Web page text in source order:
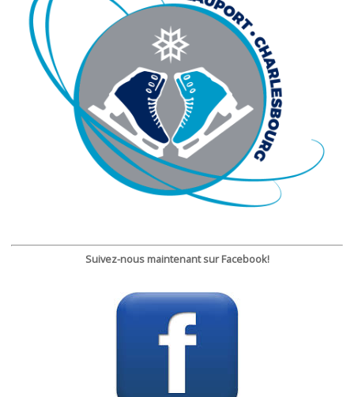
Suivez-nous maintenant sur Facebook!